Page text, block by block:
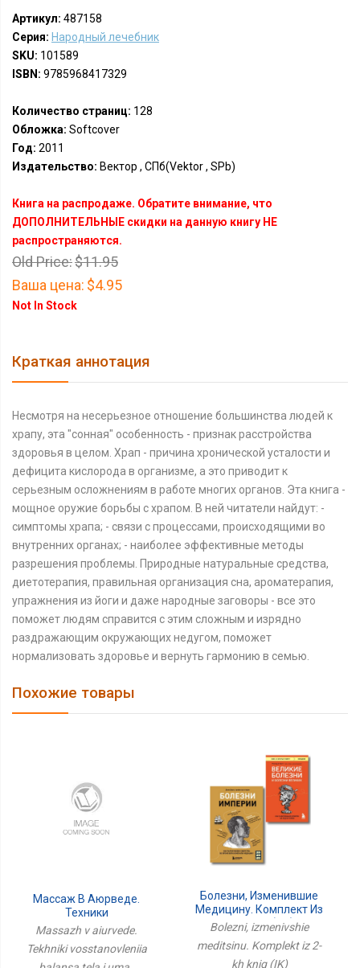
Артикул: 487158
Серия: Народный лечебник
SKU: 101589
ISBN: 9785968417329
Количество страниц: 128
Обложка: Softcover
Год: 2011
Издательство: Вектор , СПб(Vektor , SPb)
Книга на распродаже. Обратите внимание, что
ДОПОЛНИТЕЛЬНЫЕ скидки на данную книгу НЕ
распространяются.
Old Price:$11.95
Ваша цена: $4.95
Not In Stock
Краткая аннотация
Несмотря на несерьезное отношение большинства людей к
храпу, эта "сонная" особенность - признак расстройства
здоровья в целом. Храп - причина хронической усталости и
дефицита кислорода в организме, а это приводит к
серьезным осложнениям в работе многих органов. Эта книга -
мощное оружие борьбы с храпом. В ней читатели найдут: -
симптомы храпа; - связи с процессами, происходящими во
внутренних органах; - наиболее эффективные методы
разрешения проблемы. Природные натуральные средства,
диетотерапия, правильная организация сна, ароматерапия,
упражнения из йоги и даже народные заговоры - все это
поможет людям справится с этим сложным и изрядно
раздражающим окружающих недугом, поможет
нормализовать здоровье и вернуть гармонию в семью.
Похожие товары
Массаж В Аюрведе.
Техники
Восстановления
Massazh v aiurvede.
Tekhniki vosstanovleniia
Болезни, Изменившие
Медицину. Комплект Из
2-Х Книг (ИК)
Bolezni, izmenivshie
meditsinu. Komplekt iz 2-
kh knig (IK)